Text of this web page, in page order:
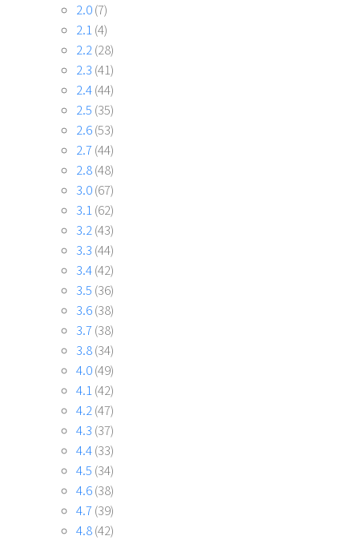
2.0(7)
2.1(4)
2.2(28)
2.3 (41)
2.4(44)
2.5 (35)
2.6(53)
2.7 (44)
2.8(48)
3.0(67)
3.1(62)
3.2(43)
3.3 (44)
3.4(42)
3.5 (36)
3.6(38)
3.7 (38)
3.8(34)
4.0(49)
4.1(42)
4.2(47)
4.3 (37)
4.4(33)
4.5 (34)
4.6(38)
4.7 (39)
4.8(42)